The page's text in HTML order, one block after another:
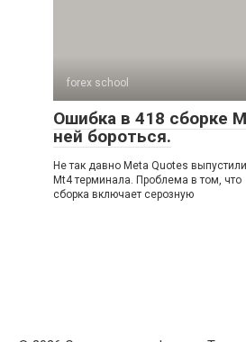
forex school
Ошибка в 418 сборке
ней бороться.
Не так давно Meta Quotes
Mt4 терминала. Проблема в том, что
сборка включает серозную